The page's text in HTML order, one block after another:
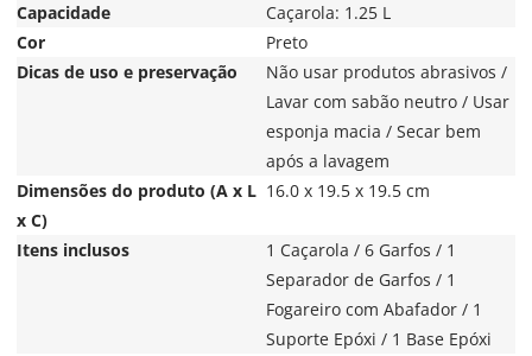
Capacidade
Caçarola: 1.25 L
Cor
Preto
Dicas de uso e preservação
Não usar produtos abrasivos /
Lavar com sabão neutro / Usar
esponja macia / Secar bem
após a lavagem
Dimensões do produto (A x L
x C)
16.0 x 19.5 x 19.5 cm
Itens inclusos
1 Caçarola / 6 Garfos / 1
Separador de Garfos / 1
Fogareiro com Abafador / 1
Suporte Epóxi / 1 Base Epóxi